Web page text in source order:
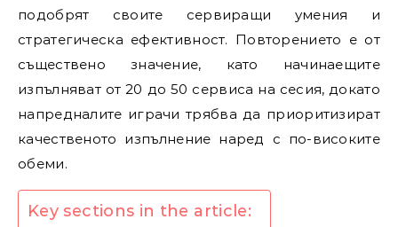
подобрят своите сервиращи умения и
стратегическа ефективност. Повторението е от
съществено значение, като начинаещите
изпълняват от 20 до 50 сервиса на сесия, докато
напредналите играчи трябва да приоритизират
качественото изпълнение наред с по-високите
обеми.
Key sections in the article: